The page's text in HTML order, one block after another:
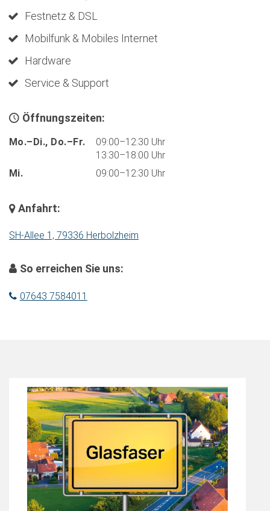
Festnetz & DSL
Mobilfunk & Mobiles Internet
Hardware
Service & Support
Öffnungszeiten:
Mo.–Di., Do.–Fr.
09:00–12:30 Uhr
13:30–18:00 Uhr
Mi.
09:00–12:30 Uhr
Anfahrt:
SH-Allee 1, 79336 Herbolzheim
So erreichen Sie uns:
07643 7584011